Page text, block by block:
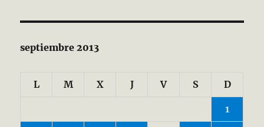
septiembre 2013
L M X J V S D
1